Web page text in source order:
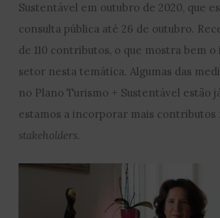
Sustentável em outubro de 2020, que
consulta pública até 26 de outubro.
de 110 contributos, o que mostra bem
setor nesta temática. Algumas das
no Plano Turismo + Sustentável estão
estamos a incorporar mais contributos
stakeholders.